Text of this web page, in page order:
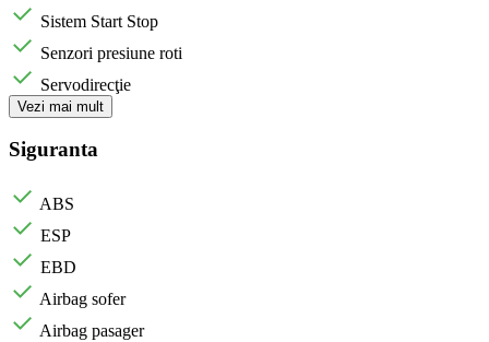
Sistem Start Stop
Senzori presiune roti
Servodirecţie
Vezi mai mult
Siguranta
ABS
ESP
EBD
Airbag sofer
Airbag pasager